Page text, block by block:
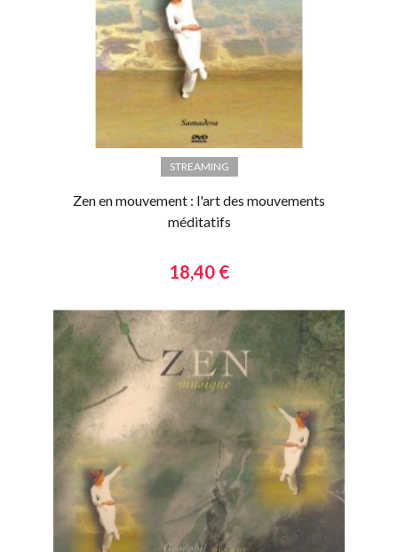
STREAMING
Zen en mouvement : l'art des mouvements
méditatifs
18,40 €